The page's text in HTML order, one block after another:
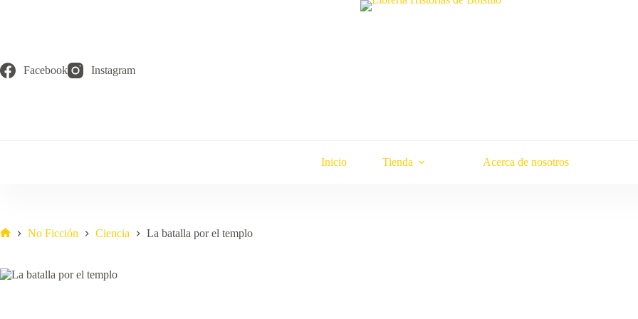
Facebook Instagram
Inicio Tienda Acerca de nosotros
No Ficción Ciencia La batalla por el templo